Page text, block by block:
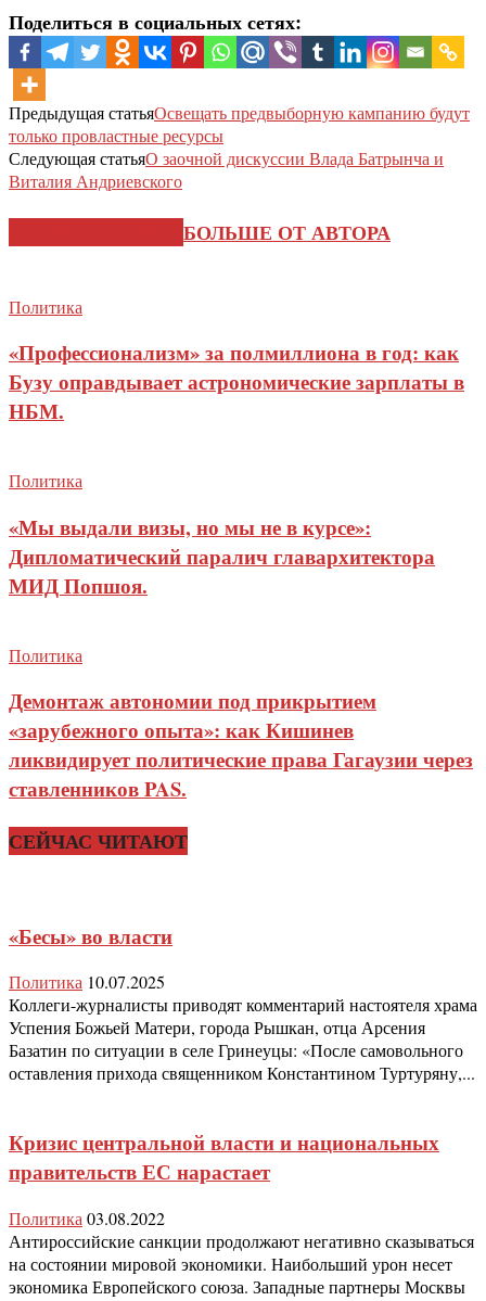
Поделиться в социальных сетях:
Предыдущая статьяОсвещать предвыборную кампанию будут
только провластные ресурсы
Следующая статьяО заочной дискуссии Влада Батрынча и
Виталия Андриевского
БОЛЬШЕ ОТ АВТОРА
Политика
«Профессионализм» за полмиллиона в год: как
Бузу оправдывает астрономические зарплаты в
НБМ.
Политика
«Мы выдали визы, но мы не в курсе»:
Дипломатический паралич главархитектора
МИД Попшоя.
Политика
Демонтаж автономии под прикрытием
«зарубежного опыта»: как Кишинев
ликвидирует политические права Гагаузии через
ставленников PAS.
СЕЙЧАС ЧИТАЮТ
«Бесы» во власти
Политика 10.07.2025
Коллеги-журналисты приводят комментарий настоятеля храма
Успения Божьей Матери, города Рышкан, отца Арсения
Базатин по ситуации в селе Гринеуцы: «После самовольного
оставления прихода священником Константином Туртуряну,...
Кризис центральной власти и национальных
правительств ЕС нарастает
Политика 03.08.2022
Антироссийские санкции продолжают негативно сказываться
на состоянии мировой экономики. Наибольший урон несет
экономика Европейского союза. Западные партнеры Москвы